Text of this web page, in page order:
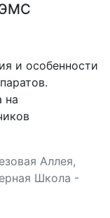
ЭМС
и особенности
на
Аллея,
Школа -